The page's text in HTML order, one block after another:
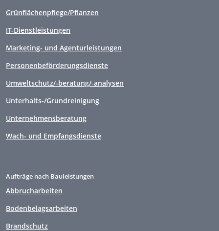
Grünflächenpflege/Pflanzen
IT-Dienstleistungen
Marketing- und Agenturleistungen
Personenbeförderungsdienste
Umweltschutz/-beratung/-analysen
Unterhalts-/Grundreinigung
Unternehmensberatung
Wach- und Empfangsdienste
Aufträge nach Bauleistungen
Abbrucharbeiten
Bodenbelagsarbeiten
Brandschutz